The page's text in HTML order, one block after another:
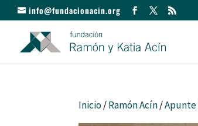
info@fundacionacin.org
Inicio/Ramón Acín/Apunte